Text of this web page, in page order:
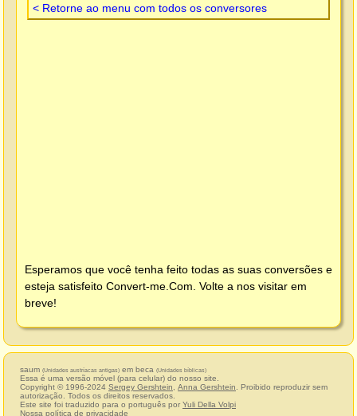
< Retorne ao menu com todos os conversores
Esperamos que você tenha feito todas as suas conversões e
esteja satisfeito Convert-me.Com . Volte a nos visitar em
breve!
saum (Unidades austríacas antigas) em beca (Unidades bíblicas)
Essa é uma versão móvel (para celular) do nosso site.
Copyright © 1996-2024 Sergey Gershtein Anna Gershtein . Proibido reproduzir sem
autorização. Todos os direitos reservados.
Este site foi traduzido para o português por Yuli Della Volpi
Nossa política de privacidade